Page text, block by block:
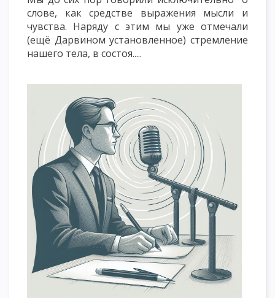
слове, как средстве выражения мысли и
чувства. Наряду с этим мы уже отмечали
(ещё Дарвином установленное) стремление
нашего тела, в состоя.....